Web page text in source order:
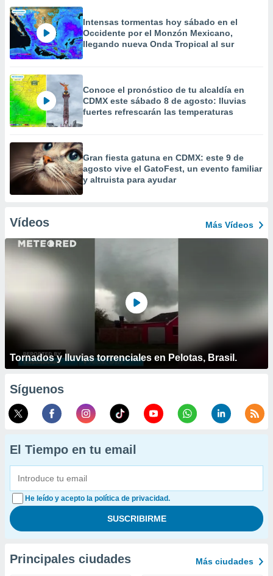
Intensas tormentas hoy sábado en el
Occidente por el Monzón Mexicano,
llegando nueva Onda Tropical al sur
Conoce el pronóstico de tu alcaldía en
CDMX este sábado 8 de agosto: lluvias
fuertes refrescarán las temperaturas
Gran fiesta gatuna en CDMX: este 9 de
agosto vive el GatoFest, un evento familiar
y altruista para ayudar
Vídeos Más Vídeos
Tornados y lluvias torrenciales en Pelotas, Brasil.
Síguenos
El Tiempo en tu email
He leído y acepto la política de privacidad.
Principales ciudades Más ciudades